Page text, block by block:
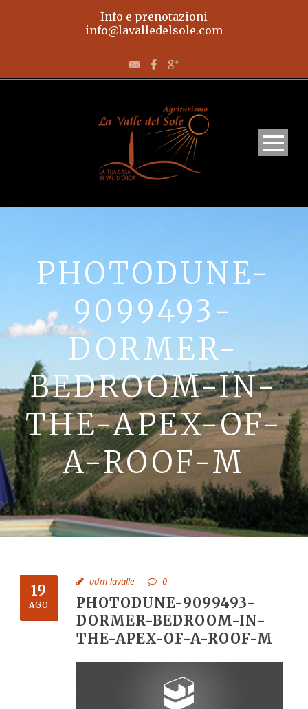
Info e prenotazioni
info@lavalledelsole.com
Appartamenti
La Val D’Orcia
Prenota
Contatti
PHOTODUNE-
9099493-
DORMER-
BEDROOM-IN-
THE-APEX-OF-
A-ROOF-M
19
AGO
adm-lavalle 0
PHOTODUNE-9099493-
DORMER-BEDROOM-IN-
THE-APEX-OF-A-ROOF-M